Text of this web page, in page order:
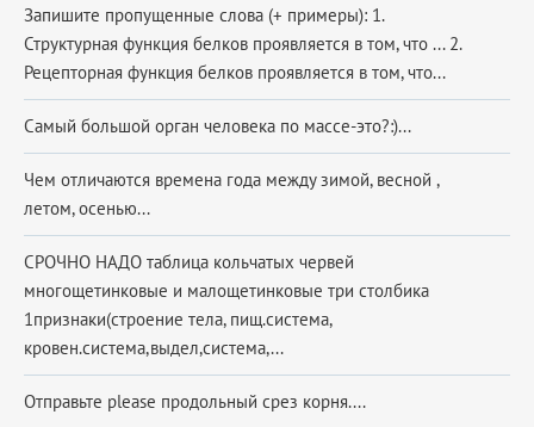
Запишите пропущенные слова (+ примеры): 1.
Структурная функция белков проявляется в том, что ... 2.
Рецепторная функция белков проявляется в том, что...
Самый большой орган человека по массе-это?:)...
Чем отличаются времена года между зимой, весной ,
летом, осенью...
СРОЧНО НАДО таблица кольчатых червей
многощетинковые и малощетинковые три столбика
1признаки(строение тела, пищ.система,
кровен.система,выдел,система,...
Отправьте please продольный срез корня....